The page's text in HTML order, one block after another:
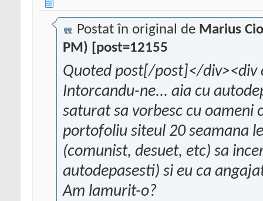
Postat în original de Marius
PM) [post=12155
Quoted post[/post]</div><div
Intorcandu-ne... aia cu
saturat sa vorbesc cu oameni
portofoliu siteul 20 seamana
(comunist, desuet, etc) sa
autodepasesti) si eu ca
Am lamurit-o?